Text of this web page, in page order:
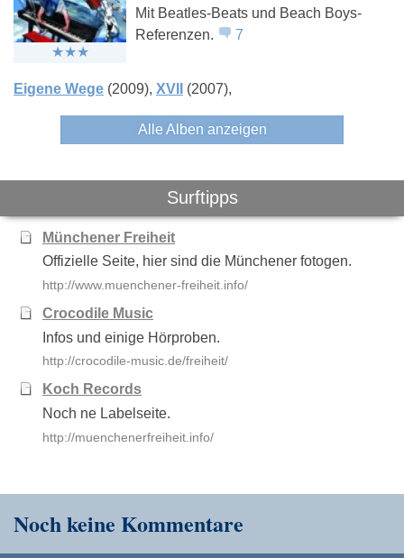
Mit Beatles-Beats und Beach Boys-
Referenzen.
7
Eigene Wege (2009) XVII (2007)
Alle Alben anzeigen
Surftipps
Münchener Freiheit
Offizielle Seite, hier sind die Münchener fotogen.
http://www.muenchener-freiheit.info/
Crocodile Music
Infos und einige Hörproben.
http://crocodile-music.de/freiheit/
Koch Records
Noch ne Labelseite.
http://muenchenerfreiheit.info/
Noch keine Kommentare